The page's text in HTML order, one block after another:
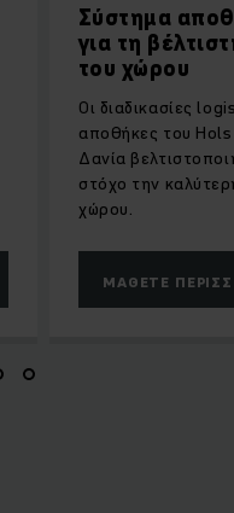
Σύστημα
για τη
του χώρου
Οι διαδικασίες
αποθήκες του
Δανία
στόχο την
χώρου.
ΜΆΘΕΤΕ